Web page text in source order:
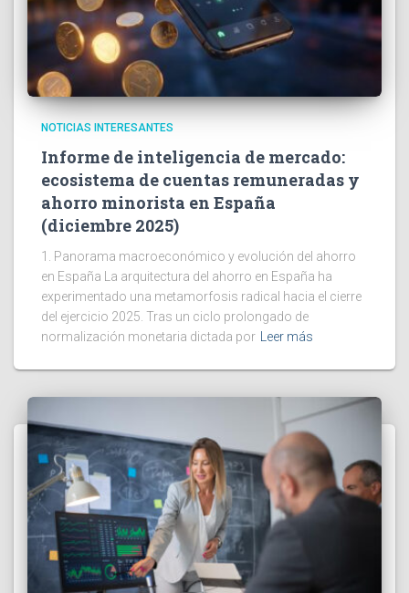
NOTICIAS INTERESANTES
Informe de inteligencia de mercado:
ecosistema de cuentas remuneradas y
ahorro minorista en España
(diciembre 2025)
1. Panorama macroeconómico y evolución del ahorro
en España La arquitectura del ahorro en España ha
experimentado una metamorfosis radical hacia el cierre
del ejercicio 2025. Tras un ciclo prolongado de
normalización monetaria dictada por Leer más